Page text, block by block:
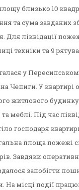
близько 10
та сума завданих
Для ліквідації
техніки та 9
у
Чепиги. У квартирі
житлового
меблі. Під час
господаря
площа пожежі
Завдяки
запобігти
На місці події